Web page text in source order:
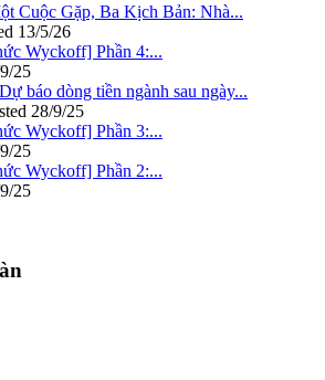
Cuộc Gặp, Ba Kịch Bản: Nhà...
13/5/26
Wyckoff] Phần 4:...
25
Dự báo dòng tiền ngành sau ngày...
28/9/25
Wyckoff] Phần 3:...
25
Wyckoff] Phần 2:...
25